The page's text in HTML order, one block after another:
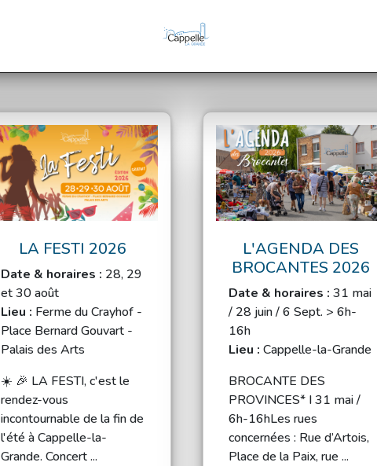
LA FESTI 2026
Date & horaires : 28, 29
et 30 août
Lieu : Ferme du Crayhof -
Place Bernard Gouvart -
Palais des Arts
☀️ 🎉 LA FESTI, c'est le
rendez-vous
incontournable de la fin de
l'été à Cappelle-la-
Grande. Concert ...
L'AGENDA DES
BROCANTES 2026
Date & horaires : 31 mai
/ 28 juin / 6 Sept. > 6h-
16h
Lieu : Cappelle-la-Grande
BROCANTE DES
PROVINCES* I 31 mai /
6h-16hLes rues
concernées : Rue d’Artois,
Place de la Paix, rue ...